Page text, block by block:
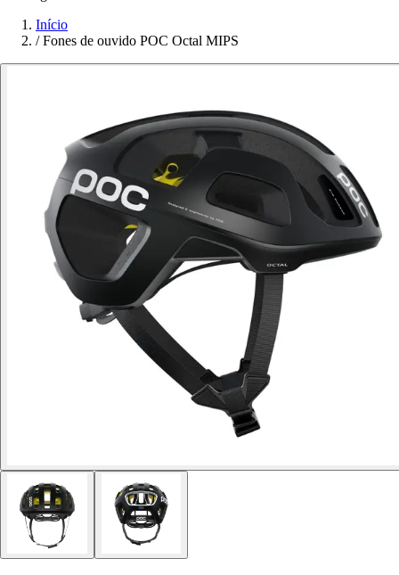
Início
/ Fones de ouvido POC Octal MIPS